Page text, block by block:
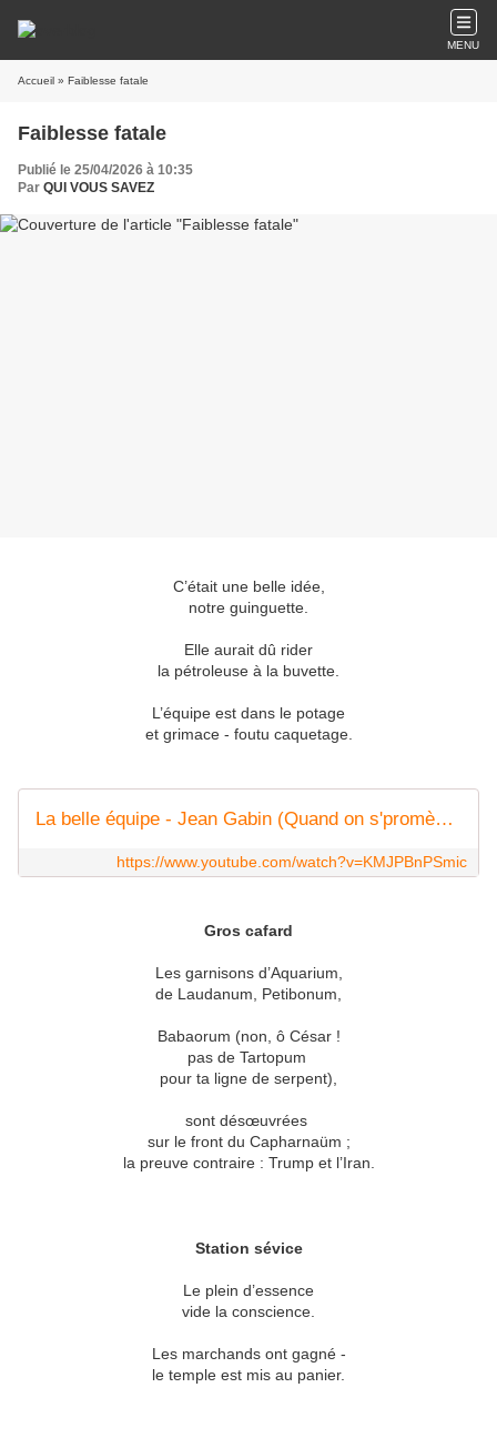
MENU
Accueil » Faiblesse fatale
Faiblesse fatale
Publié le 25/04/2026 à 10:35
Par QUI VOUS SAVEZ
C’était une belle idée,
notre guinguette.
Elle aurait dû rider
la pétroleuse à la buvette.
L’équipe est dans le potage
et grimace - foutu caquetage.
La belle équipe - Jean Gabin (Quand on s'promène au bord de l'eau)
https://www.youtube.com/watch?v=KMJPBnPSmic
Gros cafard
Les garnisons d’Aquarium,
de Laudanum, Petibonum,
Babaorum (non, ô César !
pas de Tartopum
pour ta ligne de serpent),
sont désœuvrées
sur le front du Capharnaüm ;
la preuve contraire : Trump et l’Iran.
Station sévice
Le plein d’essence
vide la conscience.
Les marchands ont gagné -
le temple est mis au panier.